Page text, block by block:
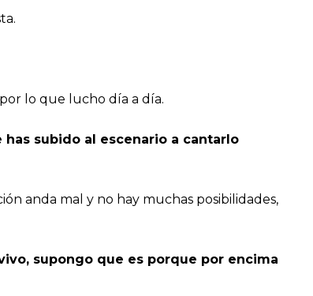
lo que lucho día a día.
subido al escenario a cantarlo
anda mal y no hay muchas posibilidades,
supongo que es porque por encima